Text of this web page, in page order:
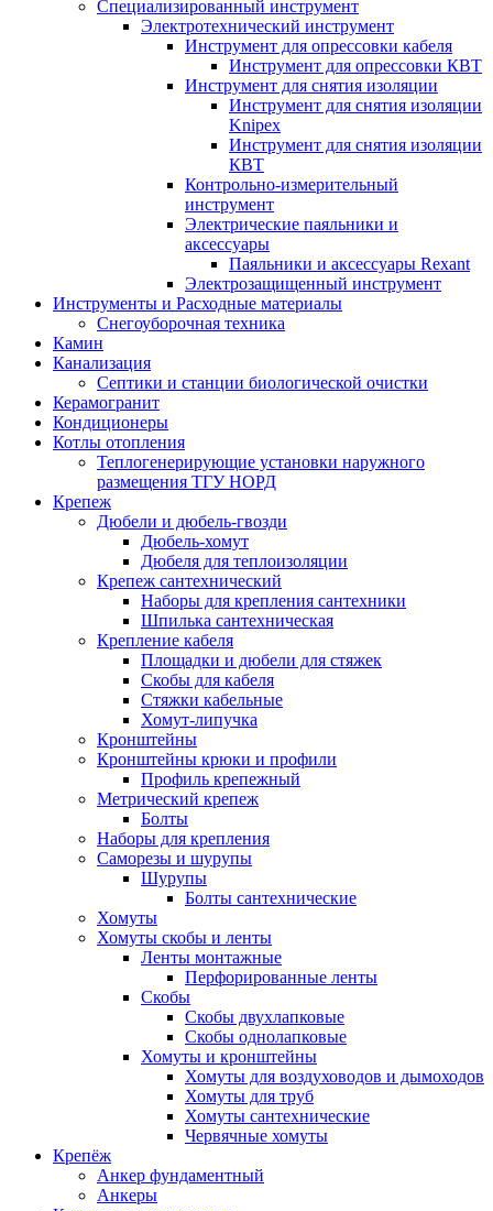
Специализированный инструмент
Электротехнический инструмент
Инструмент для опрессовки кабеля
Инструмент для опрессовки КВТ
Инструмент для снятия изоляции
Инструмент для снятия изоляции
Knipex
Инструмент для снятия изоляции
КВТ
Контрольно-измерительный
инструмент
Электрические паяльники и
аксессуары
Паяльники и аксессуары Rexant
Электрозащищенный инструмент
Инструменты и Расходные материалы
Снегоуборочная техника
Камин
Канализация
Септики и станции биологической очистки
Керамогранит
Кондиционеры
Котлы отопления
Теплогенерирующие установки наружного
размещения ТГУ НОРД
Крепеж
Дюбели и дюбель-гвозди
Дюбель-хомут
Дюбеля для теплоизоляции
Крепеж сантехнический
Наборы для крепления сантехники
Шпилька сантехническая
Крепление кабеля
Площадки и дюбели для стяжек
Скобы для кабеля
Стяжки кабельные
Хомут-липучка
Кронштейны
Кронштейны крюки и профили
Профиль крепежный
Метрический крепеж
Болты
Наборы для крепления
Саморезы и шурупы
Шурупы
Болты сантехнические
Хомуты
Хомуты скобы и ленты
Ленты монтажные
Перфорированные ленты
Скобы
Скобы двухлапковые
Скобы однолапковые
Хомуты и кронштейны
Хомуты для воздуховодов и дымоходов
Хомуты для труб
Хомуты сантехнические
Червячные хомуты
Крепёж
Анкер фундаментный
Анкеры